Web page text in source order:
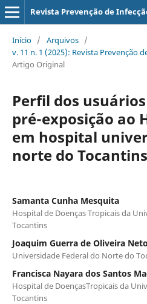
Revista Prevenção de
Início / Arquivos /
v. 11 n. 1 (2025): Revista Prevenção
Artigo Original
Perfil dos
pré-exposição ao
em hospital
norte do Tocantins
Samanta Cunha Mesquita
Hospital de Doenças Tropicais da
Tocantins
Joaquim Guerra de Oliveira Neto
Universidade Federal do Norte do
Francisca Nayara dos Santos
Hospital de DoençasTropicais da
Tocantins